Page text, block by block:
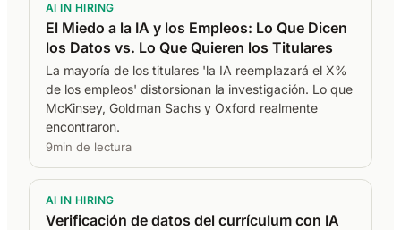
AI IN HIRING
El Miedo a la IA y los Empleos: Lo Que Dicen
los Datos vs. Lo Que Quieren los Titulares
La mayoría de los titulares 'la IA reemplazará el X%
de los empleos' distorsionan la investigación. Lo que
McKinsey, Goldman Sachs y Oxford realmente
encontraron.
9min de lectura
AI IN HIRING
Verificación de datos del currículum con IA